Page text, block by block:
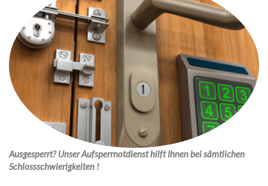
Ausgesperrt? Unser Aufsperrnotdienst hilft Ihnen bei sämtlichen
Schlossschwierigkeiten !